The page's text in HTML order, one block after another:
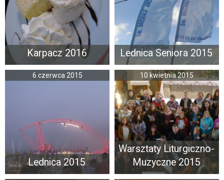
Karpacz 2016 Lednica Seniora 2015
6 czerwca 2015
Lednica 2015
10 kwietnia 2015
Warsztaty Liturgiczno-
Muzyczne 2015